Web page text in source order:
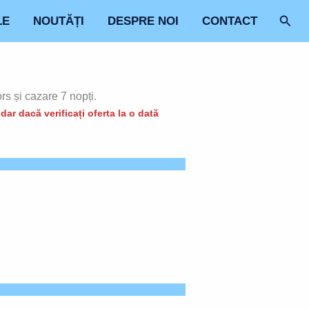
NOUTĂȚI DESPRE NOI CONTACT
și cazare 7 nopți.
dacă verificați oferta la o dată